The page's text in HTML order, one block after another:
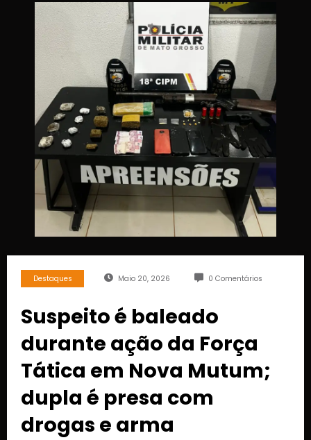
Destaques Maio 20, 2026 0 Comentários
Suspeito é baleado
durante ação da Força
Tática em Nova Mutum;
dupla é presa com
drogas e arma